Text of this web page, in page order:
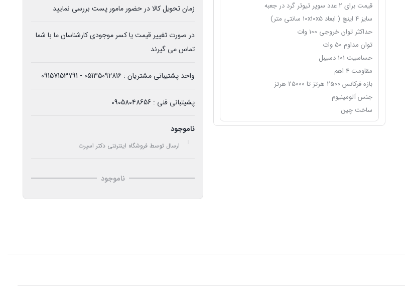
قیمت برای 2 عدد سوپر تیوتر گرد در جعبه
سایز 4 اینچ ( ابعاد 10x10x5 سانتی متر)
حداکثر توان خروجی 100 وات
توان مداوم 50 وات
حساسیت 101 دسیبل
مقاومت 4 اهم
بازه فرکانس 2500 هرتز تا 25000 هرتز
جنس آلومینیوم
ساخت چین
زمان تحویل کالا در حضور مامور پست بررسی نمایید
در صورت تغییر قیمت یا کسر موجودی کارشناسان ما با شما
تماس می گیرند
واحد پشتیبانی مشتریان : 05135092816 - 09157153791
پشیتبانی فنی : 09058048656
ناموجود
ارسال توسط فروشگاه اینترنتی دکتر اسپرت
ناموجود